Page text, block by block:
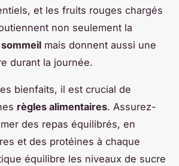
et les fruits rouges chargés
non seulement la
mais donnent aussi une
durant la journée.
bienfaits, il est crucial de
règles alimentaires. Assurez-
des repas équilibrés, en
et des protéines à chaque
équilibre les niveaux de sucre